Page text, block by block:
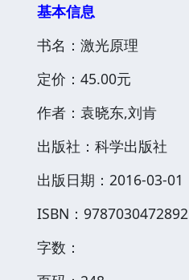
基本信息
书名：激光原理
定价：45.00元
作者：袁晓东,刘肯
出版社：科学出版社
出版日期：2016-03-01
ISBN：9787030472892
字数：